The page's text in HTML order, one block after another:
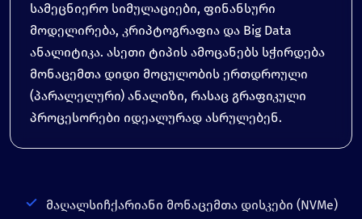
სამეცნიერო სიმულაციები, ფინანსური
მოდელირება, კრიპტოგრაფია და Big Data
ანალიტიკა. ასეთი ტიპის ამოცანებს სჭირდება
მონაცემთა დიდი მოცულობის ერთდროული
(პარალელური) ანალიზი, რასაც გრაფიკული
პროცესორები იდეალურად ასრულებენ.
მაღალსიჩქარიანი მონაცემთა დისკები (NVMe)